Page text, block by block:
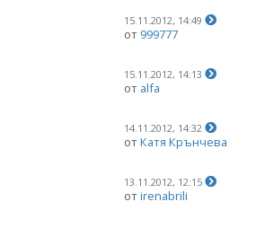
15.11.2012, 14:49
от 999777
15.11.2012, 14:13
от alfa
14.11.2012, 14:32
отКатя Крънчева
13.11.2012, 12:15
отirenabrili